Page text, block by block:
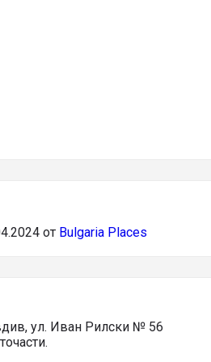
от Bulgaria Places
ул. Иван Рилски № 56